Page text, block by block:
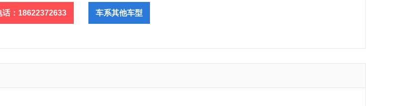
话：18622372633 车系其他车型